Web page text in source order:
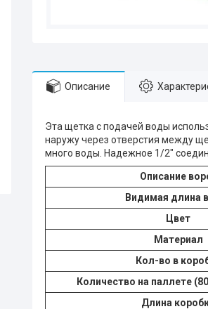
Описание
Эта щетка с подачей воды
наружу через отверстия между
много воды. Надежное 1/2"
Описание
Видимая длина
Цвет
Материал
Кол-во в
Количество на паллете
Длина